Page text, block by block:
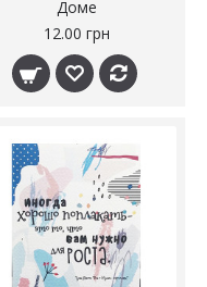
Доме
12.00 грн